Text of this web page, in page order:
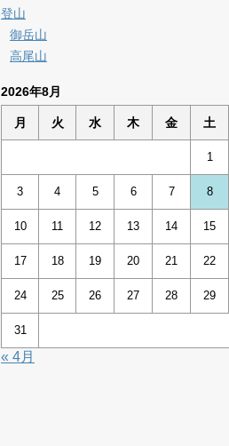
登山
御岳山
高尾山
2026年8月
月 火 水 木 金 土
1
3 4 5 6 7 8
10 11 12 13 14 15
17 18 19 20 21 22
24 25 26 27 28 29
31
« 4月